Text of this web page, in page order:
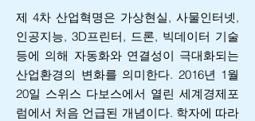
제 4차 산업혁명은 가상현실, 사물인터넷,
인공지능, 3D프린터, 드론, 빅데이터 기술
등에 의해 자동화와 연결성이 극대화되는
산업환경의 변화를 의미한다. 2016년 1월
20일 스위스 다보스에서 열린 세계경제포
럼에서 처음 언급된 개념이다. 학자에 따라